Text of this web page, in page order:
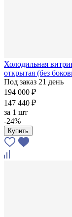
Холодильная
открытая (без
Под заказ 21 день
194 000 ₽
147 440 ₽
за 1 шт
-24%
Купить